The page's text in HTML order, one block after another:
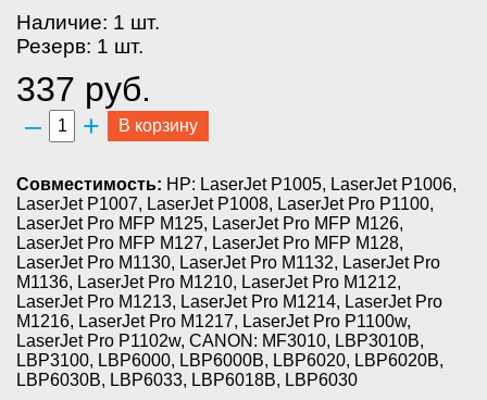
Наличие: 1 шт.
Резерв: 1 шт.
337 руб.
– + В корзину
Совместимость: HP: LaserJet P1005, LaserJet P1006,
LaserJet P1007, LaserJet P1008, LaserJet Pro P1100,
LaserJet Pro MFP M125, LaserJet Pro MFP M126,
LaserJet Pro MFP M127, LaserJet Pro MFP M128,
LaserJet Pro M1130, LaserJet Pro M1132, LaserJet Pro
M1136, LaserJet Pro M1210, LaserJet Pro M1212,
LaserJet Pro M1213, LaserJet Pro M1214, LaserJet Pro
M1216, LaserJet Pro M1217, LaserJet Pro P1100w,
LaserJet Pro P1102w, CANON: MF3010, LBP3010B,
LBP3100, LBP6000, LBP6000B, LBP6020, LBP6020B,
LBP6030B, LBP6033, LBP6018B, LBP6030